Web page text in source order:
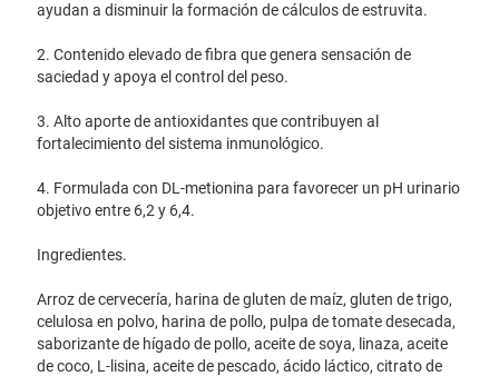
ayudan a disminuir la formación de cálculos de estruvita.
2. Contenido elevado de fibra que genera sensación de
saciedad y apoya el control del peso.
3. Alto aporte de antioxidantes que contribuyen al
fortalecimiento del sistema inmunológico.
4. Formulada con DL-metionina para favorecer un pH urinario
objetivo entre 6,2 y 6,4.
Ingredientes.
Arroz de cervecería, harina de gluten de maíz, gluten de trigo,
celulosa en polvo, harina de pollo, pulpa de tomate desecada,
saborizante de hígado de pollo, aceite de soya, linaza, aceite
de coco, L-lisina, aceite de pescado, ácido láctico, citrato de